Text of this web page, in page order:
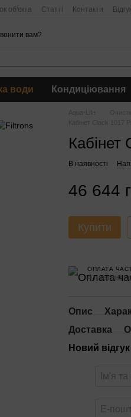
об'єкта Статті Контакти
вам?
води Кондиціювання
Aqua-Life
Кабінет Clack 1017
В наявності
46 644
Купити
ОПЛАТА
4 платежі
Опис
Доставка
Новий